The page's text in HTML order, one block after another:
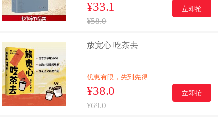
¥33.1
¥58.0
立即抢
放宽心 吃茶去
优惠有限，先到先得
¥38.0
¥69.0
立即抢